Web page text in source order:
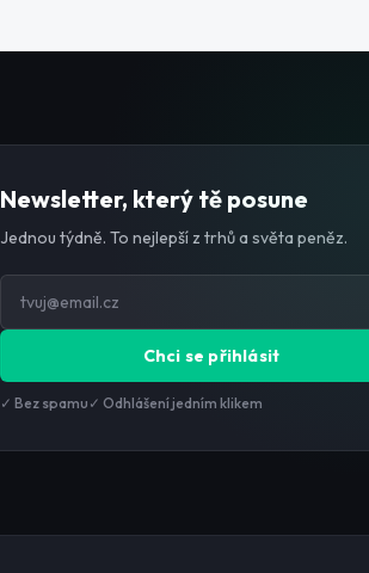
Newsletter, který tě posune
Jednou týdně. To nejlepší z trhů a světa peněz.
Chci se přihlásit
✓ Bez spamu ✓ Odhlášení jedním klikem